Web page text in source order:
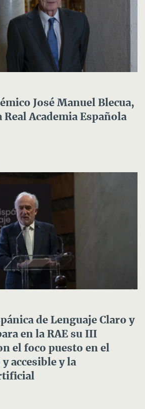
José Manuel Blecua,
Academia Española
de Lenguaje Claro y
en la RAE su III
el foco puesto en el
accesible y la